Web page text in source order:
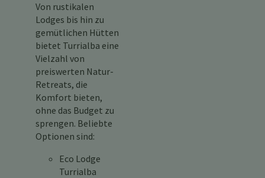
Von rustikalen
Lodges bis hin zu
gemütlichen Hütten
bietet Turrialba eine
Vielzahl von
preiswerten Natur-
Retreats, die
Komfort bieten,
ohne das Budget zu
sprengen. Beliebte
Optionen sind:
Eco Lodge
Turrialba